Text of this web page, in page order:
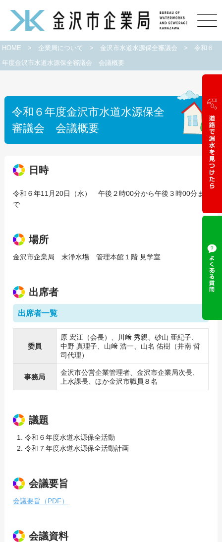
HOME >企業局について > 金沢市水道水源保全審議会 > 令和６
年度金沢市水道水源保全審議会 会議概要
令和６年度金沢市水道水源保全
審議会 会議概要
日時
令和６年11月20日（水） 午後２時00分から午後３時00分ま
で
場所
金沢市企業局 末浄水場 管理本館１階 見学室
出席者
出席者一覧
委員
原 宏江（会長）、川﨑 秀親、砂山 亜紀子、
中野 真理子、山﨑 浩一、山名 佑樹（井南 哲
司代理）
事務局
金沢市公営企業管理者、金沢市企業局次長、
上水課長、ほか金沢市職員８名
議題
令和６年度水道水源保全活動
令和７年度水道水源保全活動計画
会議要旨
会議要旨（PDF）
会議資料